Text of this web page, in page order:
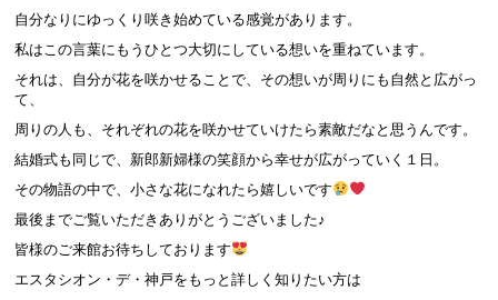
自分なりにゆっくり咲き始めている感覚があります。
私はこの言葉にもうひとつ大切にしている想いを重ねています。
それは、自分が花を咲かせることで、その想いが周りにも自然と広がっ
て、
周りの人も、それぞれの花を咲かせていけたら素敵だなと思うんです。
結婚式も同じで、新郎新婦様の笑顔から幸せが広がっていく１日。
その物語の中で、小さな花になれたら嬉しいです
最後までご覧いただきありがとうございました♪
皆様のご来館お待ちしております
エスタシオン・デ・神戸をもっと詳しく知りたい方は